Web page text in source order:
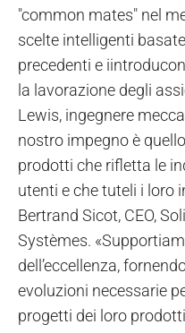
"common mates" nel
scelte intelligenti
precedenti e
la lavorazione degli
Lewis, ingegnere
nostro impegno è
prodotti che rifletta le
utenti e che tuteli i loro
Bertrand Sicot, CEO,
Systèmes.
dell’eccellenza,
evoluzioni necessarie
progetti dei loro